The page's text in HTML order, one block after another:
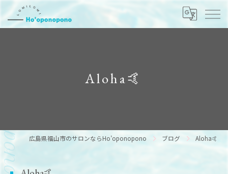
Aloha🤙
広島県福山市のサロンならHo’oponopono ブログ Aloha🤙